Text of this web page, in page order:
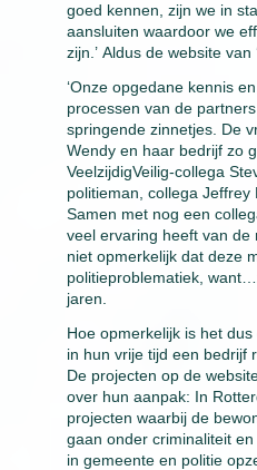
goed kennen, zijn we in
aansluiten waardoor we
zijn.’ Aldus de website van
‘Onze opgedane kennis
processen van de
springende zinnetjes. De
Wendy en haar bedrijf zo
VeelzijdigVeilig-collega
politieman, collega Jeffrey
Samen met nog een
veel ervaring heeft van de
niet opmerkelijk dat deze
politieproblematiek,
jaren.
Hoe opmerkelijk is het
in hun vrije tijd een bedrijf
De projecten op de
over hun aanpak: In
projecten waarbij de
gaan onder criminaliteit
in gemeente en politie